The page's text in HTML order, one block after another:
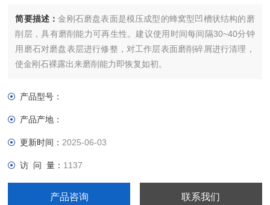
简要描述：金刚石磨盘表面是模压成型的蜂窝型凹槽状结构的磨
削层，具有磨削能力可再生性。建议使用时间每间隔30~40分钟
用磨石对磨盘表层进行修整，对工作层表面磨削碎屑进行清理，
使金刚石裸露出来磨削能力即恢复如初。
产品型号：
产品产地：
更新时间： 2025-06-03
访 问 量： 1137
产品咨询 联系我们